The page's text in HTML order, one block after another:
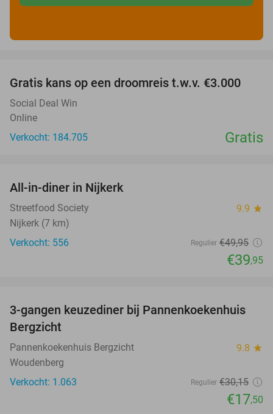
Gratis kans op een droomreis t.w.v. €3.000
Social Deal Win
Online
Verkocht: 184.705
Gratis
All-in-diner in Nijkerk
Streetfood Society 9.9 star
Nijkerk (7 km)
Verkocht: 556
Regulier €49,95
€39,95
42%
3-gangen keuzediner bij Pannenkoekenhuis
Bergzicht
Pannenkoekenhuis Bergzicht 9.8 star
Woudenberg
Verkocht: 1.063
Regulier €30,15
€17,50